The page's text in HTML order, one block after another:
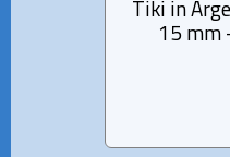
Tiki in
15 mm